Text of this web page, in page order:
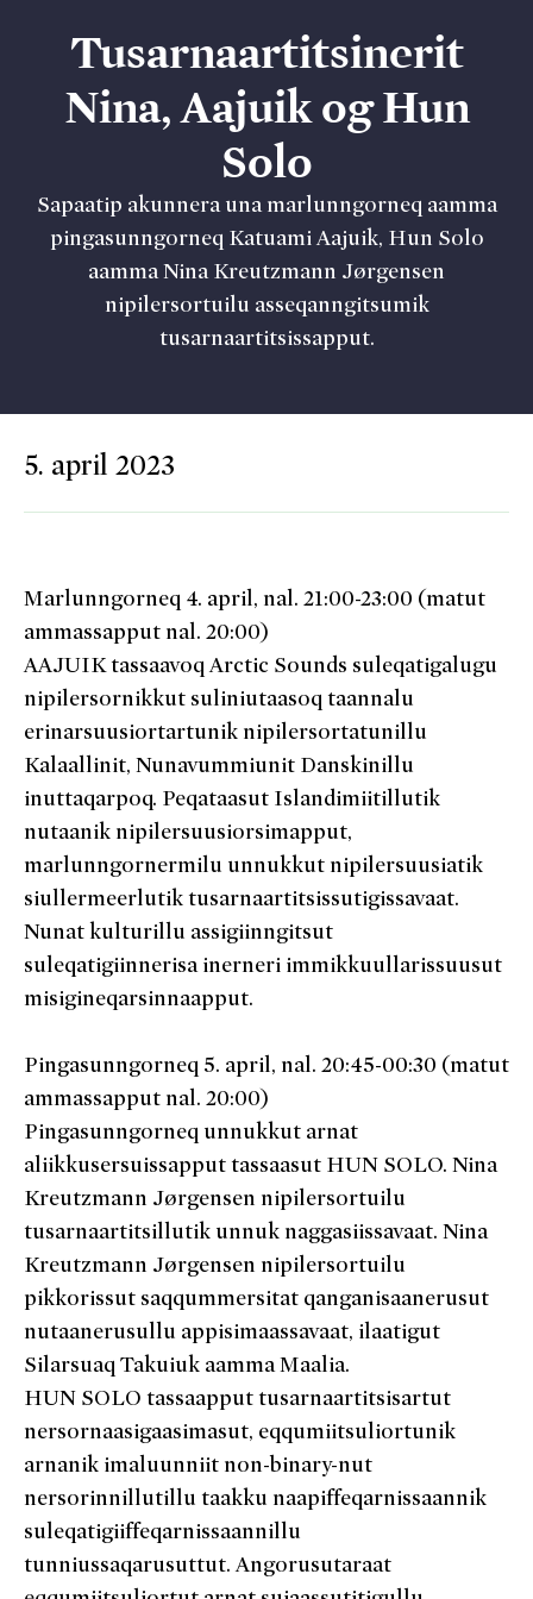
Tusarnaartitsinerit
Nina, Aajuik og Hun
Solo
Sapaatip akunnera una marlunngorneq aamma
pingasunngorneq Katuami Aajuik, Hun Solo
aamma Nina Kreutzmann Jørgensen
nipilersortuilu asseqanngitsumik
tusarnaartitsissapput.
5. april 2023
Marlunngorneq 4. april, nal. 21:00-23:00 (matut
ammassapput nal. 20:00)
AAJUIK tassaavoq Arctic Sounds suleqatigalugu
nipilersornikkut suliniutaasoq taannalu
erinarsuusiortartunik nipilersortatunillu
Kalaallinit, Nunavummiunit Danskinillu
inuttaqarpoq. Peqataasut Islandimiitillutik
nutaanik nipilersuusiorsimapput,
marlunngornermilu unnukkut nipilersuusiatik
siullermeerlutik tusarnaartitsissutigissavaat.
Nunat kulturillu assigiinngitsut
suleqatigiinnerisa inerneri immikkuullarissuusut
misigineqarsinnaapput.
Pingasunngorneq 5. april, nal. 20:45-00:30 (matut
ammassapput nal. 20:00)
Pingasunngorneq unnukkut arnat
aliikkusersuissapput tassaasut HUN SOLO. Nina
Kreutzmann Jørgensen nipilersortuilu
tusarnaartitsillutik unnuk naggasiissavaat. Nina
Kreutzmann Jørgensen nipilersortuilu
pikkorissut saqqummersitat qanganisaanerusut
nutaanerusullu appisimaassavaat, ilaatigut
Silarsuaq Takuiuk aamma Maalia.
HUN SOLO tassaapput tusarnaartitsisartut
nersornaasigaasimasut, eqqumiitsuliortunik
arnanik imaluunniit non-binary-nut
nersorinnillutillu taakku naapiffeqarnissaannik
suleqatigiiffeqarnissaannillu
tunniussaqarusuttut. Angorusutaraat